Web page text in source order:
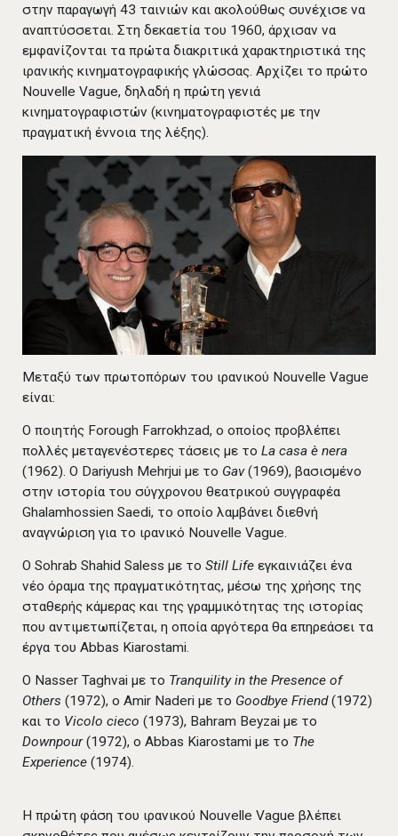
στην παραγωγή 43 ταινιών και ακολούθως συνέχισε να
αναπτύσσεται. Στη δεκαετία του 1960, άρχισαν να
εμφανίζονται τα πρώτα διακριτικά χαρακτηριστικά της
ιρανικής κινηματογραφικής γλώσσας. Αρχίζει το πρώτο
Nouvelle Vague, δηλαδή η πρώτη γενιά
κινηματογραφιστών (κινηματογραφιστές με την
πραγματική έννοια της λέξης).
Μεταξύ των πρωτοπόρων του ιρανικού Nouvelle Vague
είναι:
Ο ποιητής Forough Farrokhzad, ο οποίος προβλέπει
πολλές μεταγενέστερες τάσεις με το La casa è nera
(1962). Ο Dariyush Mehrjui με το Gav(1969), βασισμένο
στην ιστορία του σύγχρονου θεατρικού συγγραφέα
Ghalamhossien Saedi, το οποίο λαμβάνει διεθνή
αναγνώριση για το ιρανικό Nouvelle Vague.
Ο Sohrab Shahid Saless με το Still Life εγκαινιάζει ένα
νέο όραμα της πραγματικότητας, μέσω της χρήσης της
σταθερής κάμερας και της γραμμικότητας της ιστορίας
που αντιμετωπίζεται, η οποία αργότερα θα επηρεάσει τα
έργα του Abbas Kiarostami.
Ο Nasser Taghvai με το Tranquility in the Presence of
Others (1972), ο Amir Naderi με το Goodbye Friend(1972)
και το Vicolo cieco (1973), Bahram Beyzai με το
Downpour(1972), o Abbas Kiarostami με τo The
Experience (1974).
Η πρώτη φάση του ιρανικού Nouvelle Vague βλέπει